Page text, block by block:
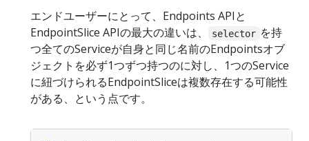
エンドユーザーにとって、Endpoints APIと
EndpointSlice APIの最大の違いは、
selector を持
つ全てのServiceが自身と同じ名前のEndpointsオブ
ジェクトを必ず1つずつ持つのに対し、1つのService
に紐づけられるEndpointSliceは複数存在する可能性
がある、という点です。